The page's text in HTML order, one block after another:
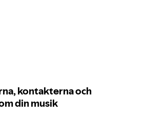
kontakterna och
din musik